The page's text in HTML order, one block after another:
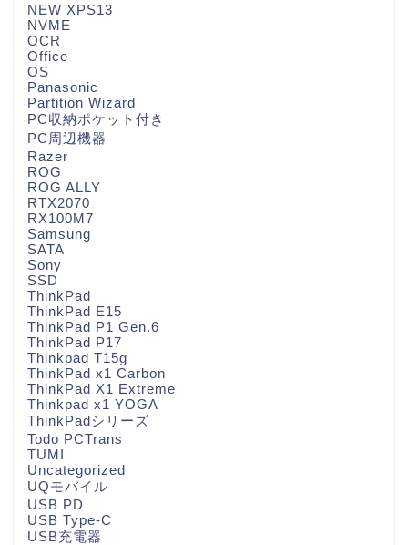
NEW XPS13
NVME
OCR
Office
OS
Panasonic
Partition Wizard
PC収納ポケット付き
PC周辺機器
Razer
ROG
ROG ALLY
RTX2070
RX100M7
Samsung
SATA
Sony
SSD
ThinkPad
ThinkPad E15
ThinkPad P1 Gen.6
ThinkPad P17
Thinkpad T15g
ThinkPad x1 Carbon
ThinkPad X1 Extreme
Thinkpad x1 YOGA
ThinkPadシリーズ
Todo PCTrans
TUMI
Uncategorized
UQモバイル
USB PD
USB Type-C
USB充電器